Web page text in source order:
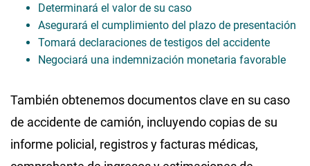
Determinará el valor de su caso
Asegurará el cumplimiento del plazo de presentación
Tomará declaraciones de testigos del accidente
Negociará una indemnización monetaria favorable
También obtenemos documentos clave en su caso
de accidente de camión, incluyendo copias de su
informe policial, registros y facturas médicas,